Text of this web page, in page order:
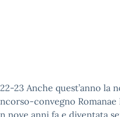
23 Anche quest’anno la
convegno Romanae